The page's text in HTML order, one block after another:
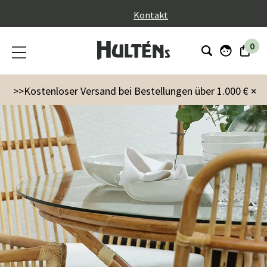
Kontakt
0
×
>>Kostenloser Versand bei Bestellungen über 1.000 €